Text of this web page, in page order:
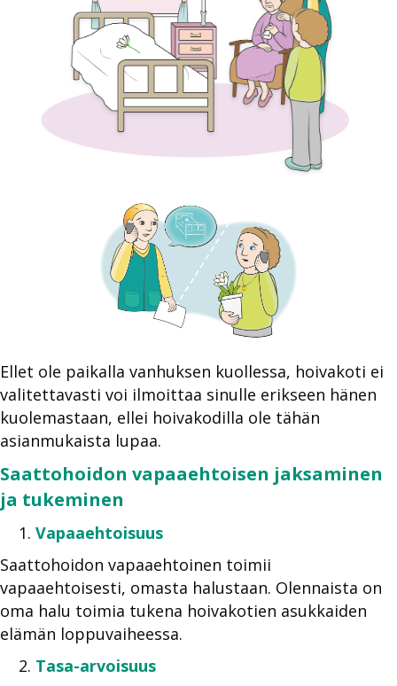
Ellet ole paikalla vanhuksen kuollessa, hoivakoti ei
valitettavasti voi ilmoittaa sinulle erikseen hänen
kuolemastaan, ellei hoivakodilla ole tähän
asianmukaista lupaa.
Saattohoidon vapaaehtoisen jaksaminen
ja tukeminen
Vapaaehtoisuus
Saattohoidon vapaaehtoinen toimii
vapaaehtoisesti, omasta halustaan. Olennaista on
oma halu toimia tukena hoivakotien asukkaiden
elämän loppuvaiheessa.
Tasa-arvoisuus